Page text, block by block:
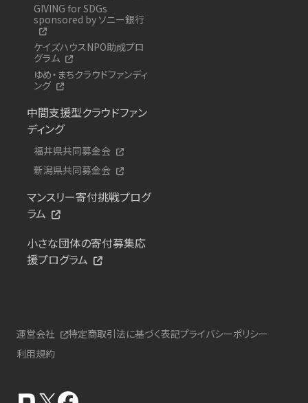
GIVING for SDGs
sponsored by ソニー銀行
ケイズハウスNPO助成プロ
グラム
ゆめ・まちクラウドファンディ
ング
中間支援型クラウドファン
ディング
福井県共同募金会
新潟県共同募金会
マンスリー寄付挑戦プログ
ラム
小さな団体の寄付募集応
援プログラム
運営会社 特定商取引法に基づく表記プライバシーポリシー
利用規約